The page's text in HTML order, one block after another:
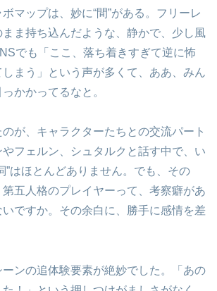
マップは、妙に“間”がある。フリーレ
ま持ち込んだような、静かで、少し風
でも「ここ、落ち着きすぎて逆に怖
まう」という声が多くて、ああ、みん
かかってるなと。
が、キャラクターたちとの交流パート
フェルン、シュタルクと話す中で、い
”はほとんどありません。でも、その
五人格のプレイヤーって、考察癖があ
ですか。その余白に、勝手に感情を差
ンの追体験要素が絶妙でした。「あの